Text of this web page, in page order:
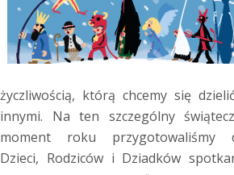
życzliwością, którą chcemy się
innymi. Na ten szczególny
moment roku przygotowaliśmy
Dzieci, Rodziców i Dziadków